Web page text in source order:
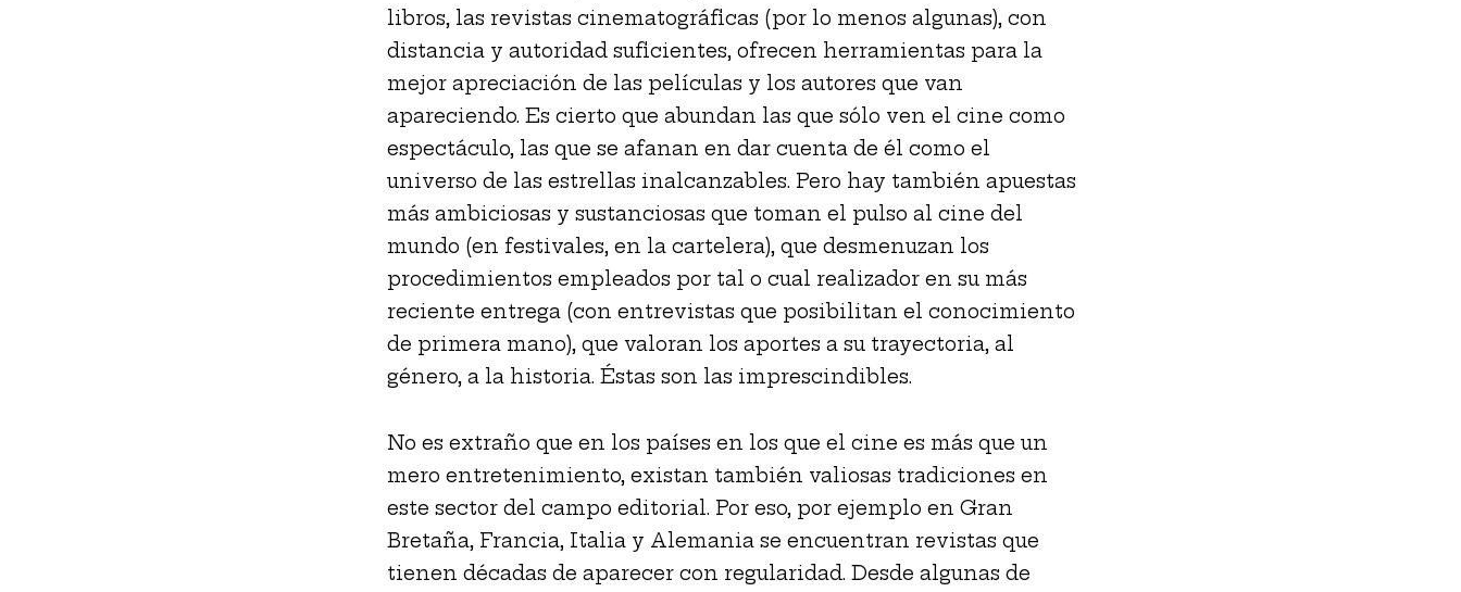
libros, las revistas cinematográficas (por lo menos algunas), con
distancia y autoridad suficientes, ofrecen herramientas para la
mejor apreciación de las películas y los autores que van
apareciendo. Es cierto que abundan las que sólo ven el cine como
espectáculo, las que se afanan en dar cuenta de él como el
universo de las estrellas inalcanzables. Pero hay también apuestas
más ambiciosas y sustanciosas que toman el pulso al cine del
mundo (en festivales, en la cartelera), que desmenuzan los
procedimientos empleados por tal o cual realizador en su más
reciente entrega (con entrevistas que posibilitan el conocimiento
de primera mano), que valoran los aportes a su trayectoria, al
género, a la historia. Éstas son las imprescindibles.
No es extraño que en los países en los que el cine es más que un
mero entretenimiento, existan también valiosas tradiciones en
este sector del campo editorial. Por eso, por ejemplo en Gran
Bretaña, Francia, Italia y Alemania se encuentran revistas que
tienen décadas de aparecer con regularidad. Desde algunas de